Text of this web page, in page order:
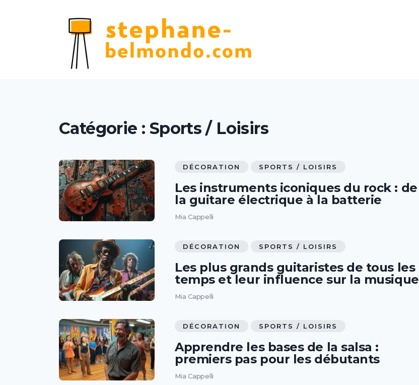
Catégorie : Sports / Loisirs
DÉCORATION SPORTS / LOISIRS
Les instruments iconiques du rock : de
la guitare électrique à la batterie
Mia Cappelli
DÉCORATION SPORTS / LOISIRS
Les plus grands guitaristes de tous les
temps et leur influence sur la musique
Mia Cappelli
DÉCORATION SPORTS / LOISIRS
Apprendre les bases de la salsa :
premiers pas pour les débutants
Mia Cappelli